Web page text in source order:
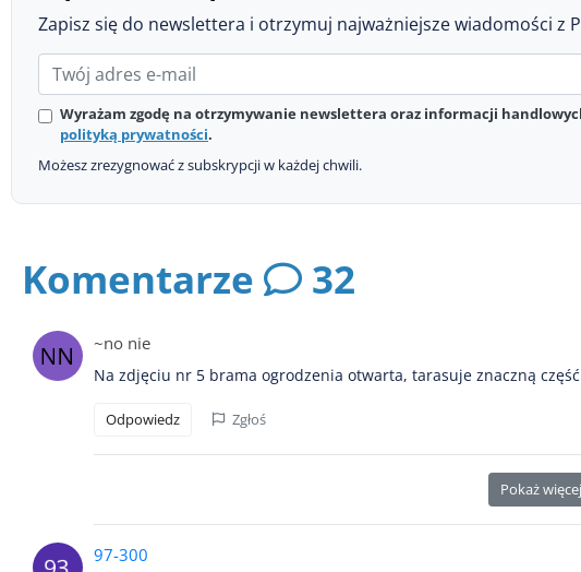
Zapisz się do newslettera i otrzymuj najważniejsze wiadomości z
Wyrażam zgodę na otrzymywanie newslettera oraz informacji
polityką prywatności.
Możesz zrezygnować z subskrypcji w każdej chwili.
Komentarze 32
~no nie
Na zdjęciu nr 5 brama ogrodzenia otwarta, tarasuje znaczną
Odpowiedz Zgłoś
Pokaż
97-300